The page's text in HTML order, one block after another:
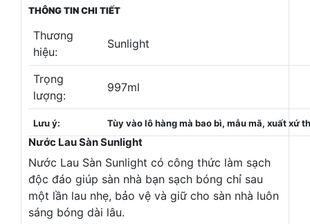
THÔNG TIN CHI TIẾT
Thương
hiệu:
Sunlight
Trọng
lượng:
997ml
Lưu ý: Tùy vào lô hàng mà bao bì, mẫu mã, xuất xứ
Nước Lau Sàn Sunlight
Nước Lau Sàn Sunlight có công thức làm sạch
độc đáo giúp sàn nhà bạn sạch bóng chỉ sau
một lần lau nhẹ, bảo vệ và giữ cho sàn nhà luôn
sáng bóng dài lâu.